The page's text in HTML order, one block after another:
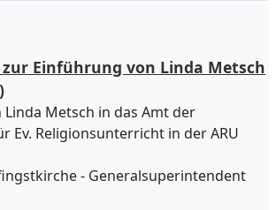
Einführung von Linda Metsch
Metsch in das Amt der
Ev. Religionsunterricht in der ARU
Generalsuperintendent